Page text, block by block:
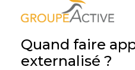
Quand faire
externalisé ?